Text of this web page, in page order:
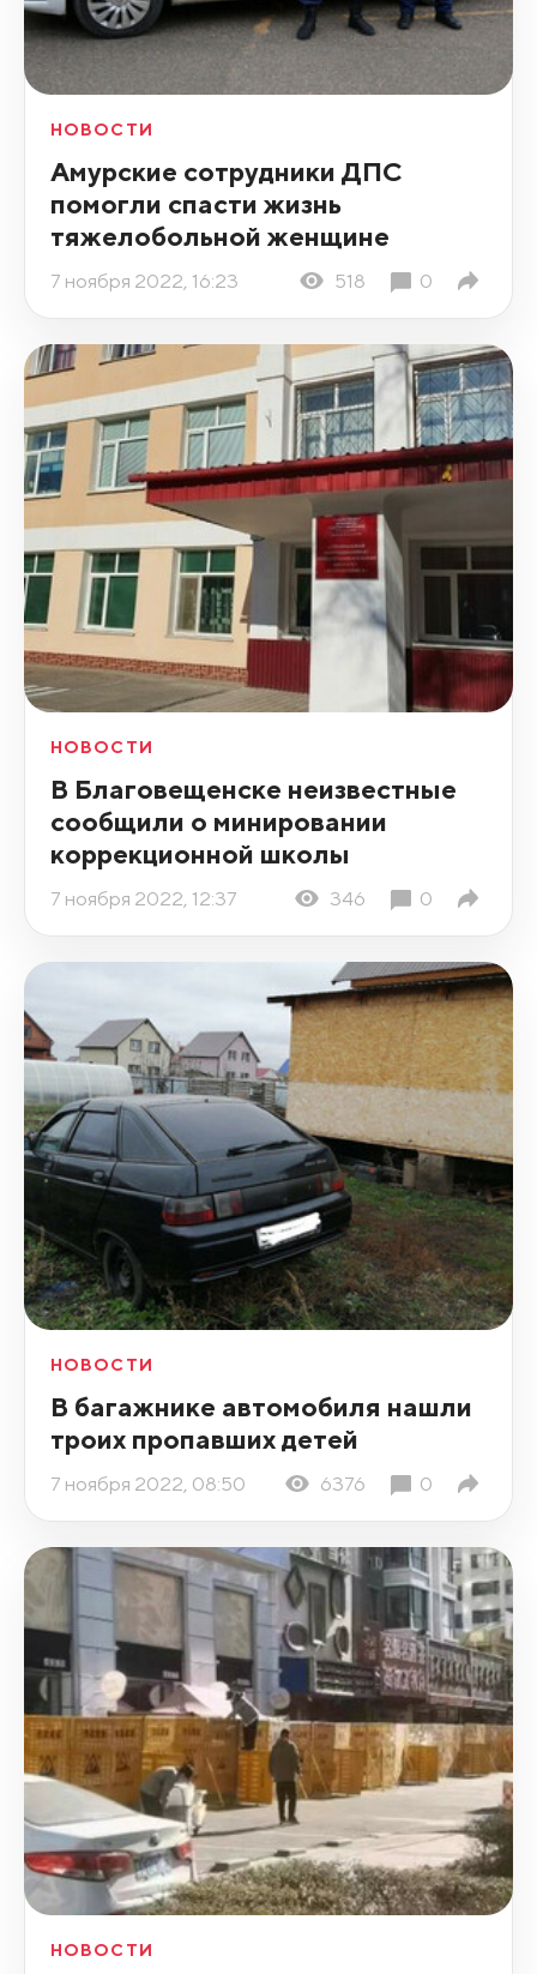
НОВОСТИ
Амурские сотрудники ДПС
помогли спасти жизнь
тяжелобольной женщине
7 ноября 2022, 16:23 518 0
НОВОСТИ
В Благовещенске неизвестные
сообщили о минировании
коррекционной школы
7 ноября 2022, 12:37 346 0
НОВОСТИ
В багажнике автомобиля нашли
троих пропавших детей
7 ноября 2022, 08:50 6376 0
НОВОСТИ